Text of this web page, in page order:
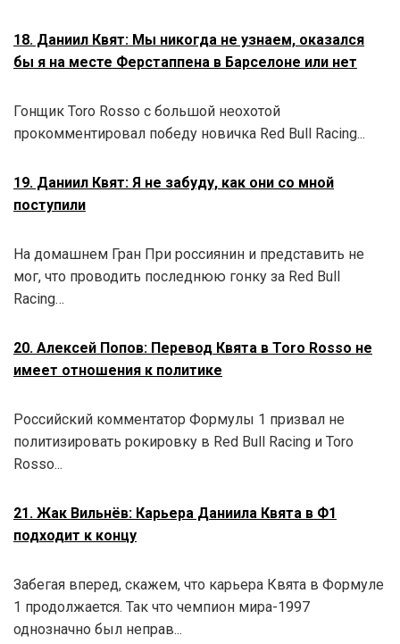
18. Даниил Квят: Мы никогда не узнаем, оказался
бы я на месте Ферстаппена в Барселоне или нет
Гонщик Toro Rosso с большой неохотой
прокомментировал победу новичка Red Bull Racing...
19. Даниил Квят: Я не забуду, как они со мной
поступили
На домашнем Гран При россиянин и представить не
мог, что проводить последнюю гонку за Red Bull
Racing…
20. Алексей Попов: Перевод Квята в Toro Rosso не
имеет отношения к политике
Российский комментатор Формулы 1 призвал не
политизировать рокировку в Red Bull Racing и Toro
Rosso...
21. Жак Вильнёв: Карьера Даниила Квята в Ф1
подходит к концу
Забегая вперед, скажем, что карьера Квята в Формуле
1 продолжается. Так что чемпион мира-1997
однозначно был неправ...